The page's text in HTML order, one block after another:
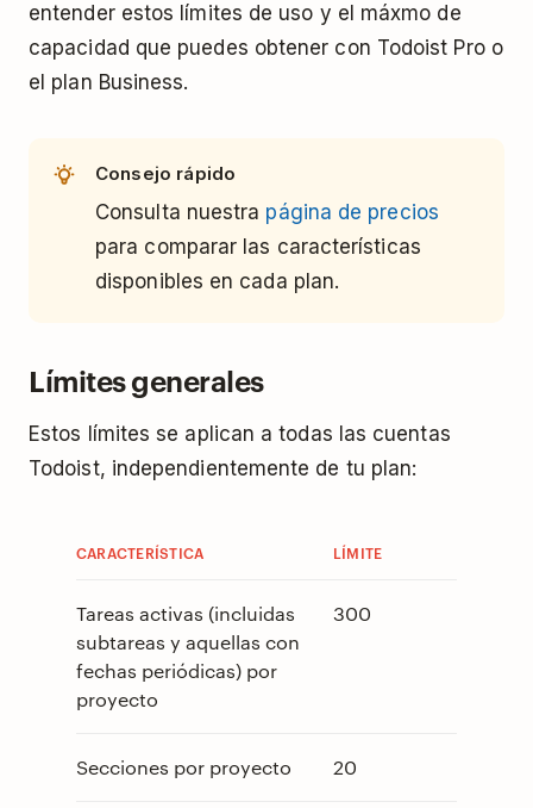
entender estos límites de uso y el máxmo de
capacidad que puedes obtener con Todoist Pro o
el plan Business.
Consejo rápido
Consulta nuestra página de precios
para comparar las características
disponibles en cada plan.
Límites generales
Estos límites se aplican a todas las cuentas
Todoist, independientemente de tu plan:
CARACTERÍSTICA LÍMITE
Tareas activas (incluidas
subtareas y aquellas con
fechas periódicas) por
proyecto
300
Secciones por proyecto 20